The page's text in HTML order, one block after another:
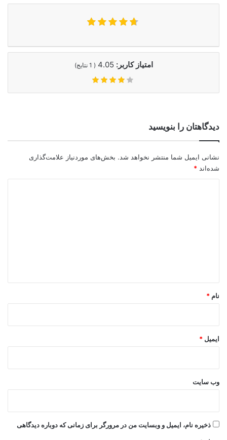
امتیاز کاربر: 4.05
(
1 نتایج)
دیدگاهتان را بنویسید
نشانی ایمیل شما منتشر نخواهد شد. بخش‌های موردنیاز علامت‌گذاری
شده‌اند *
نام *
ایمیل *
وب‌ سایت
ذخیره نام، ایمیل و وبسایت من در مرورگر برای زمانی که دوباره دیدگاهی